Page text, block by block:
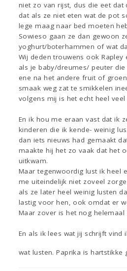
niet zo van rijst, dus die eet dat
dat als ze niet eten wat de pot
lege maag naar bed moeten
Sowieso gaan ze dan gewoon
yoghurt/boterhammen of wat
Wij deden trouwens ook Rapley
als je baby/dreumes/ peuter
ene na het andere fruit of
smaak weg zat te smikkelen
volgens mij is het echt heel
En ik hou me eraan vast dat ik
kinderen die ik kende- weinig
dan iets nieuws had gemaakt
maakte hij het zo vaak dat het
uitkwam.
Maar tegenwoordig lust ik heel
me uiteindelijk niet zoveel
als ze later heel weinig lusten
lastig voor hen, ook omdat er
Maar zover is het nog helemaal
En als ik lees wat jij schrijft vind
wat lusten. Paprika is hartstikke